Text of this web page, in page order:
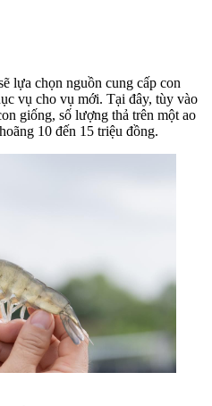
lựa chọn nguồn cung cấp con
vụ cho vụ mới. Tại đây, tùy vào
giống, số lượng thả trên một ao
10 đến 15 triệu đồng.